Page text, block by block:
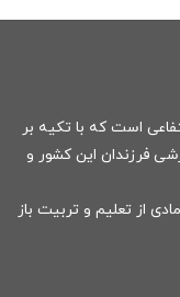
است که با تکیه بر
فرزندان این کشور و
از تعلیم و تربیت باز